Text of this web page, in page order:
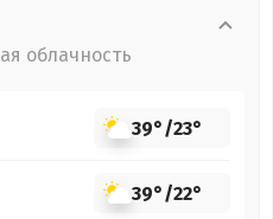
облачность
39°/23°
39°/22°